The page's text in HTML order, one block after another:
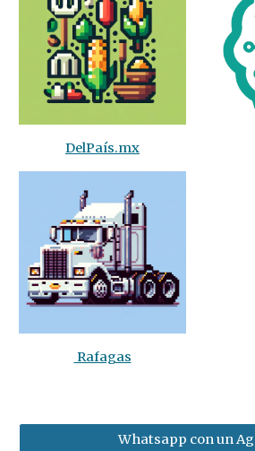
DelPaís.mx
Rafagas
Whatsapp con un